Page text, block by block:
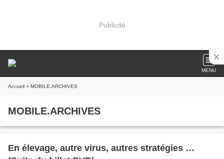
Publicité
MENU
Accueil » MOBILE.ARCHIVES
MOBILE.ARCHIVES
En élevage, autre virus, autres stratégies …